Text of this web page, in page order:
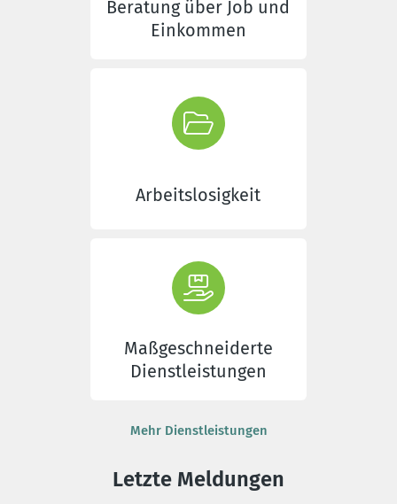
Beratung über Job und
Einkommen
Arbeitslosigkeit
Maßgeschneiderte
Dienstleistungen
Mehr Dienstleistungen
Letzte Meldungen